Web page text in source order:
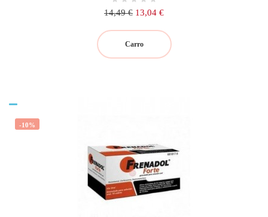
Precio
14,49 € Precio
13,04 €
Carro
-10%